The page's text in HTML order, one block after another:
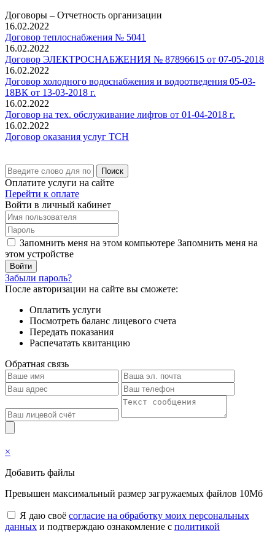
Договоры – Отчетность организации
16.02.2022
Договор теплоснабжения № 5041
16.02.2022
Договор ЭЛЕКТРОСНАБЖЕНИЯ № 87896615 от 07-05-2018
16.02.2022
Договор холодного водоснабжения и водоотведения 05-03-
18ВК от 13-03-2018 г.
16.02.2022
Договор на тех. обслуживание лифтов от 01-04-2018 г.
16.02.2022
Договор оказания услуг ТСН
Поиск
Оплатите услуги на сайте
Перейти к оплате
Войти в личный кабинет
Запомнить меня на этом компьютере Запомнить меня на
этом устройстве
Забыли пароль?
После авторизации на сайте вы сможете:
Оплатить услуги
Посмотреть баланс лицевого счета
Передать показания
Распечатать квитанцию
Обратная связь
×
Добавить файлы
Превышен максимальный размер загружаемых файлов 10Мб
Я даю своё согласие на обработку моих персональных
данных и подтверждаю ознакомление с политикой